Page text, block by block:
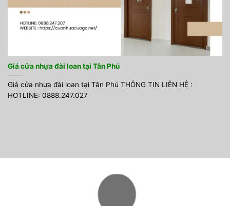
Giá cửa nhựa đài loan tại Tân Phú
Giá cửa nhựa đài loan tại Tân Phú THÔNG TIN LIÊN HỆ :
HOTLINE: 0888.247.027